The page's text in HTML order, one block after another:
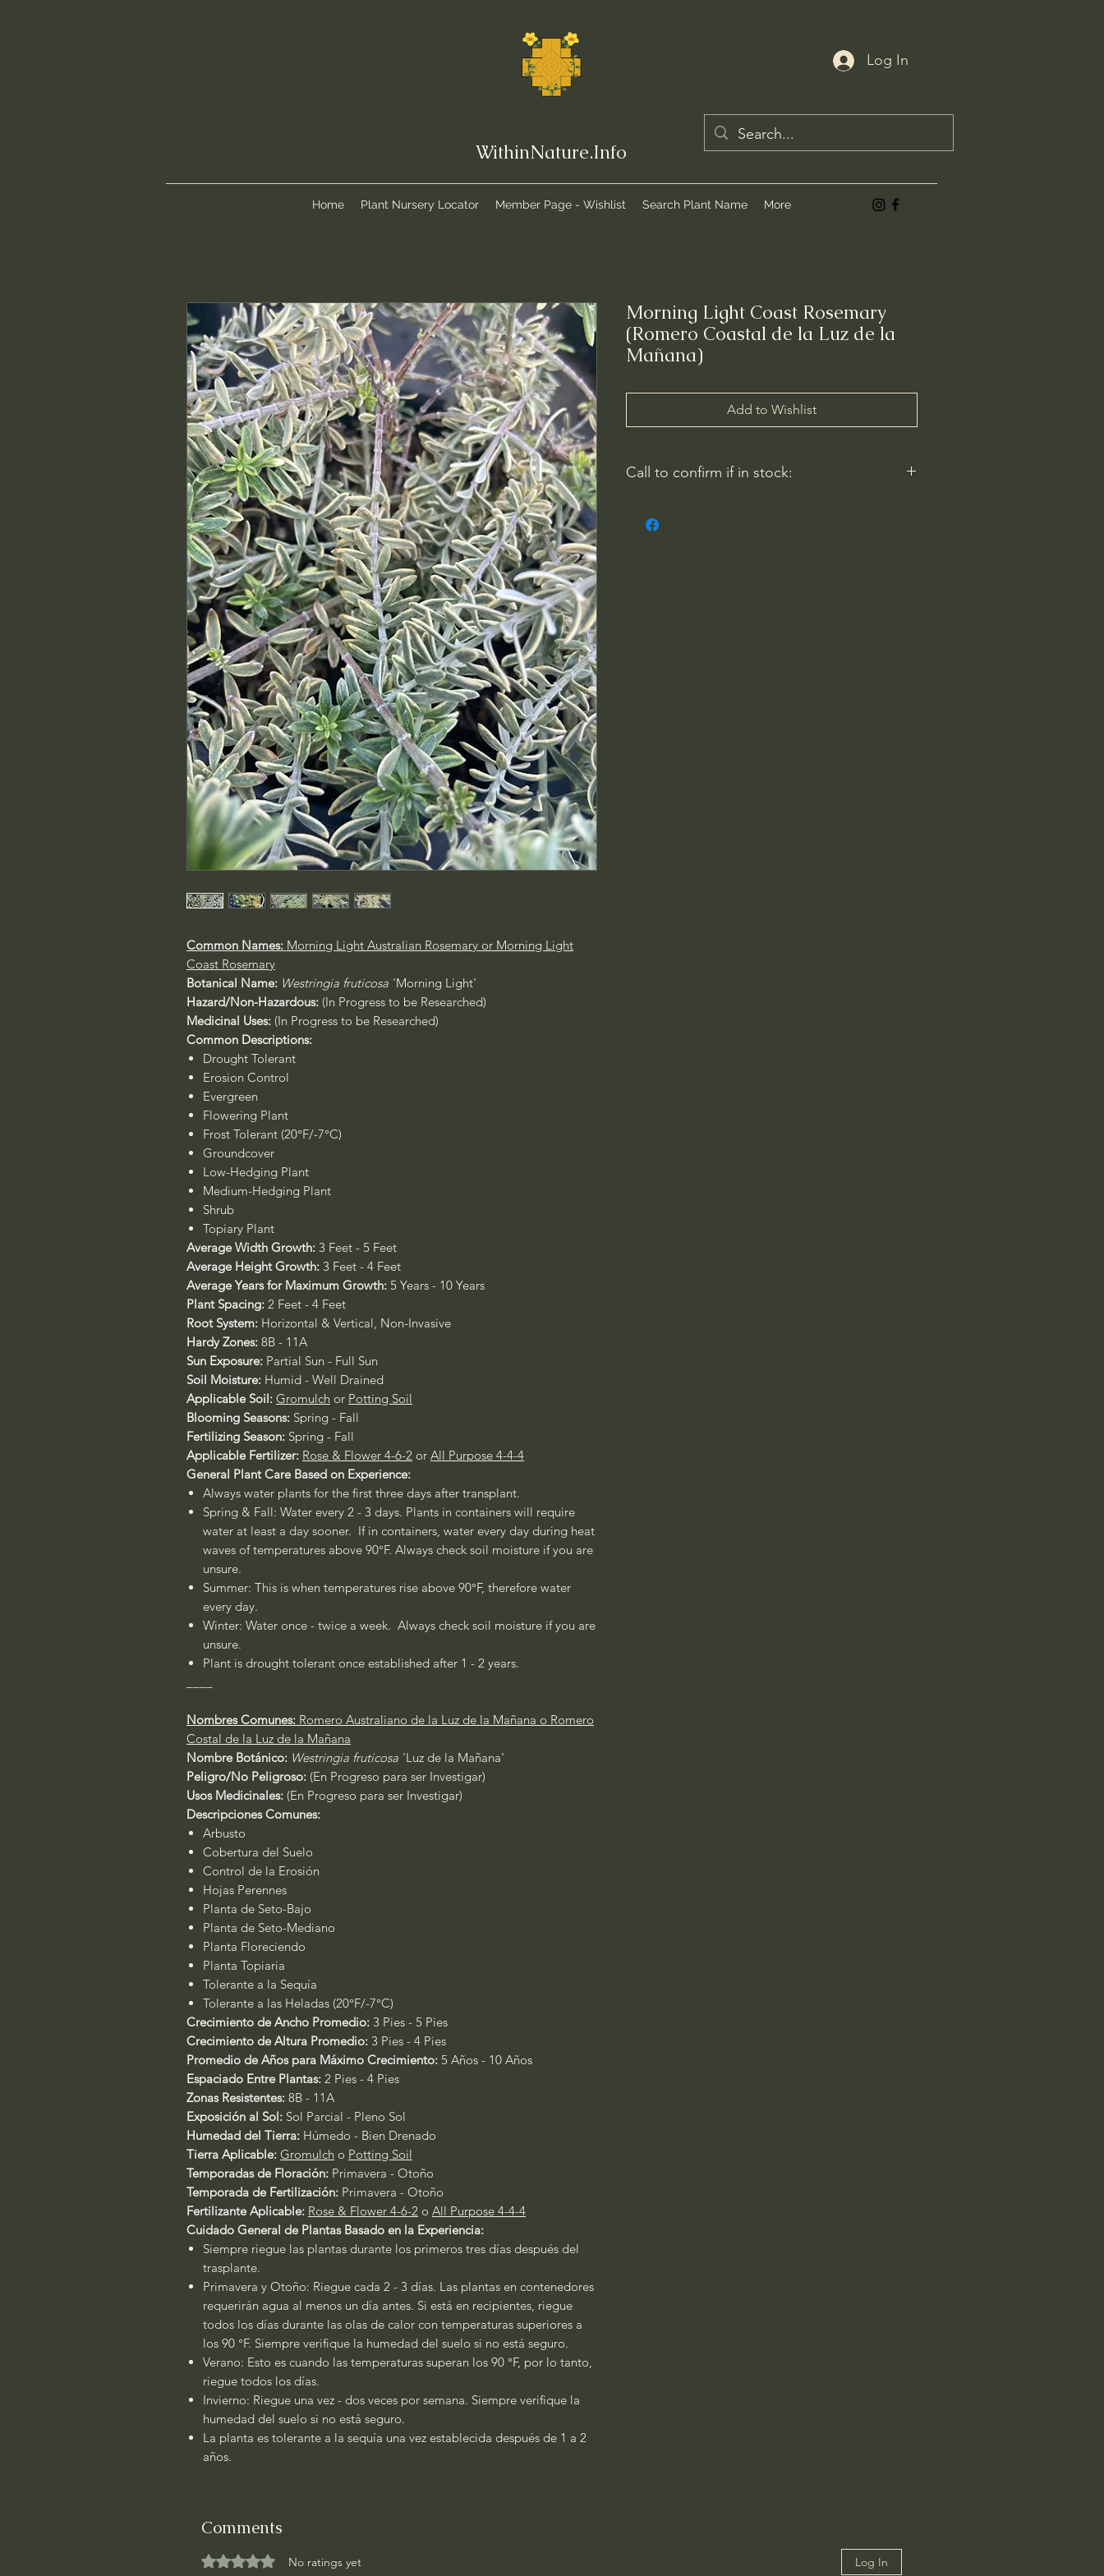
WithinNature.Info
Log In
Home Plant Nursery Locator Member Page - Wishlist Search Plant Name More
Common Names: Morning Light Australian Rosemary or Morning Light
Coast Rosemary
Botanical Name: Westringia fruticosa 'Morning Light'
Hazard/Non-Hazardous: (In Progress to be Researched)
Medicinal Uses: (In Progress to be Researched)
Common Descriptions:
Drought Tolerant
Erosion Control
Evergreen
Flowering Plant
Frost Tolerant (20°F/-7°C)
Groundcover
Low-Hedging Plant
Medium-Hedging Plant
Shrub
Topiary Plant
Average Width Growth: 3 Feet - 5 Feet
Average Height Growth: 3 Feet - 4 Feet
Average Years for Maximum Growth: 5 Years - 10 Years
Plant Spacing: 2 Feet - 4 Feet
Root System: Horizontal & Vertical, Non-Invasive
Hardy Zones: 8B - 11A
Sun Exposure: Partial Sun - Full Sun
Soil Moisture: Humid - Well Drained
Applicable Soil: Gromulch or Potting Soil
Blooming Seasons: Spring - Fall
Fertilizing Season: Spring - Fall
Applicable Fertilizer: Rose & Flower 4-6-2 or All Purpose 4-4-4
General Plant Care Based on Experience:
Always water plants for the first three days after transplant.
Spring & Fall: Water every 2 - 3 days. Plants in containers will require
water at least a day sooner. If in containers, water every day during heat
waves of temperatures above 90°F. Always check soil moisture if you are
unsure.
Summer: This is when temperatures rise above 90°F, therefore water
every day.
Winter: Water once - twice a week. Always check soil moisture if you are
unsure.
Plant is drought tolerant once established after 1 - 2 years.
Nombres Comunes: Romero Australiano de la Luz de la Mañana o Romero
Costal de la Luz de la Mañana
Nombre Botánico: Westringia fruticosa 'Luz de la Mañana'
Peligro/No Peligroso: (En Progreso para ser Investigar)
Usos Medicinales: (En Progreso para ser Investigar)
Descripciones Comunes:
Arbusto
Cobertura del Suelo
Control de la Erosión
Hojas Perennes
Planta de Seto-Bajo
Planta de Seto-Mediano
Planta Floreciendo
Planta Topiaria
Tolerante a la Sequía
Tolerante a las Heladas (20°F/-7°C)
Crecimiento de Ancho Promedio: 3 Pies - 5 Pies
Crecimiento de Altura Promedio: 3 Pies - 4 Pies
Promedio de Años para Máximo Crecimiento: 5 Años - 10 Años
Espaciado Entre Plantas: 2 Pies - 4 Pies
Zonas Resistentes: 8B - 11A
Exposición al Sol: Sol Parcial - Pleno Sol
Humedad del Tierra: Húmedo - Bien Drenado
Tierra Aplicable: Gromulch o Potting Soil
Temporadas de Floración: Primavera - Otoño
Temporada de Fertilización: Primavera - Otoño
Fertilizante Aplicable: Rose & Flower 4-6-2 o All Purpose 4-4-4
Cuidado General de Plantas Basado en la Experiencia:
Siempre riegue las plantas durante los primeros tres días después del
trasplante.
Primavera y Otoño: Riegue cada 2 - 3 días. Las plantas en contenedores
requerirán agua al menos un día antes. Si está en recipientes, riegue
todos los días durante las olas de calor con temperaturas superiores a
los 90 °F. Siempre verifique la humedad del suelo si no está seguro.
Verano: Esto es cuando las temperaturas superan los 90 °F, por lo tanto,
riegue todos los días.
Invierno: Riegue una vez - dos veces por semana. Siempre verifique la
humedad del suelo si no está seguro.
La planta es tolerante a la sequía una vez establecida después de 1 a 2
años.
Morning Light Coast Rosemary
(Romero Coastal de la Luz de la
Mañana)
Add to Wishlist
Call to confirm if in stock:
Riverside County
Comments
Log In
Rated 0 out of 5 stars. No ratings yet